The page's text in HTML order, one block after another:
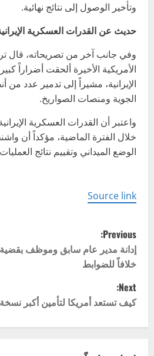
وتأخير الوصول إلى نتائج نهائية.
حديث عن القدرات العسكرية
وفي جانب آخر من تصريحاته، قال
الأمريكية الأخيرة ألحقت أضراراً
الإيرانية، مشيراً إلى تدمير عدد من
الجوية ومنصات الصواريخ.
واعتبر أن القدرات العسكرية
خلال الفترة الماضية، مؤكداً أن
الوضع الميداني وتقييم نتائج
Source link
P
o
s
t
n
Previous:
إدانة مدير عام سابق وموظف
خلافاً للضوابط
Next:
كيف تستعد أمريكا لتأمين أكبر